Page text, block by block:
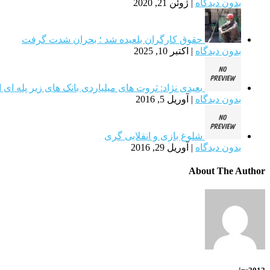
بدون دیدگاه | ژوئن 21, 2020
حقوق کارگران بلعیده شد ؛ بحران شدت گرفت
بدون دیدگاه | اکتبر 10, 2025
بعیدی نژاد: ثروت های میلیاردی بانک های زیر پله ای
بدون دیدگاه | آوریل 5, 2016
شلوغ بازی و انقلابی گری
بدون دیدگاه | آوریل 29, 2016
About The Author